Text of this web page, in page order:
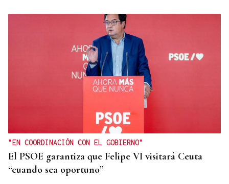
"EN COORDINACIÓN CON EL GOBIERNO"
El PSOE garantiza que Felipe VI visitará Ceuta
“cuando sea oportuno”